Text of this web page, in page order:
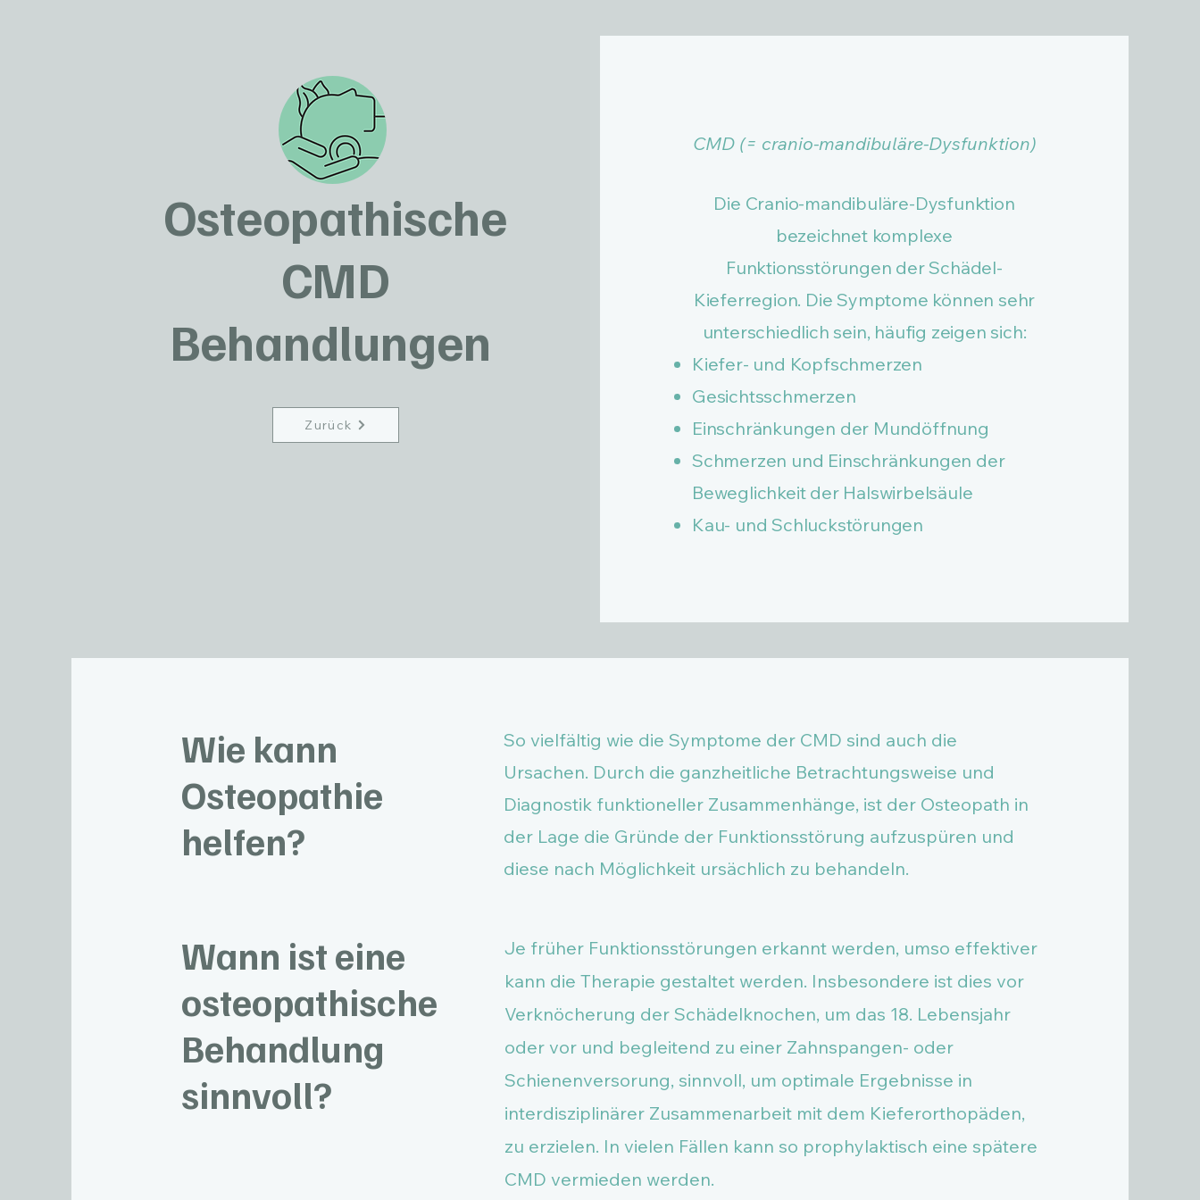
Osteopathische
CMD
Behandlungen
Zurück
CMD (= cranio-mandibuläre-Dysfunktion)
​Die Cranio-mandibuläre-Dysfunktion
bezeichnet komplexe
Funktionsstörungen der Schädel-
Kieferregion. Die Symptome können sehr
unterschiedlich sein, häufig zeigen sich:
Kiefer- und Kopfschmerzen
Gesichtsschmerzen
Einschränkungen der Mundöffnung
Schmerzen und Einschränkungen der
Beweglichkeit der Halswirbelsäule
Kau- und Schluckstörungen
Wie kann
Osteopathie
helfen?
So vielfältig wie die Symptome der CMD sind auch die
Ursachen. Durch die ganzheitliche Betrachtungsweise und
Diagnostik funktioneller Zusammenhänge, ist der Osteopath in
der Lage die Gründe der Funktionsstörung aufzuspüren und
diese nach Möglichkeit ursächlich zu behandeln.
Wann ist eine
osteopathische
Behandlung
sinnvoll?
Je früher Funktionsstörungen erkannt werden, umso effektiver
kann die Therapie gestaltet werden. Insbesondere ist dies vor
Verknöcherung der Schädelknochen, um das 18. Lebensjahr
oder vor und begleitend zu einer Zahnspangen- oder
Schienenversorung, sinnvoll, um optimale Ergebnisse in
interdisziplinärer Zusammenarbeit mit dem Kieferorthopäden,
zu erzielen. In vielen Fällen kann so prophylaktisch eine spätere
CMD vermieden werden.